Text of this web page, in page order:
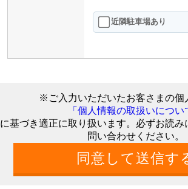
近隣駐車場あり
※ご入力いただいたお客さまの個
「個人情報の取扱いについ
に基づき適正に取り扱います。必ずお読み
問い合わせください。